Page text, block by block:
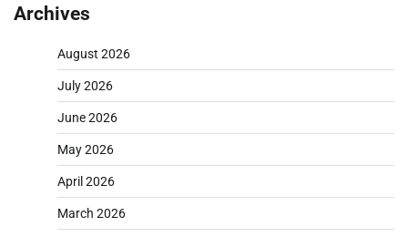
Archives
August 2026
July 2026
June 2026
May 2026
April 2026
March 2026